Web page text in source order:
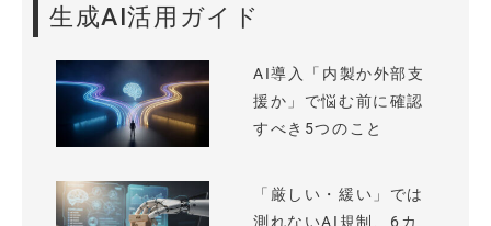
生成AI活用ガイド
AI導入「内製か外部支
援か」で悩む前に確認
すべき5つのこと
「厳しい・緩い」では